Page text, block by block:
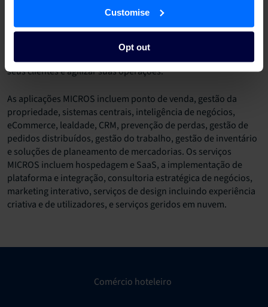
Customise
Opt out
cruzeiro, e operações de viagens em mais de 180 países e em
todos os sete continentes. MICROS combina o seu
conhecimento e experiência no sector para fornecer soluções
móveis e no local baseadas em nuvem que ajudam a atrair os
seus clientes e agilizar suas operações.
As aplicações MICROS incluem ponto de venda, gestão da
propriedade, sistemas centrais, inteligência de negócios,
eCommerce, lealdade, CRM, prevenção de perdas, gestão de
pedidos distribuídos, gestão do trabalho, gestão de inventário
e soluções de planeamento de mercadorias. Os serviços
MICROS incluem hospedagem e SaaS, a implementação de
plataforma e integração, consultoria estratégica de negócios,
marketing interativo, serviços de design incluindo experiência
criativa e de utilizadores, e serviços geridos em nuvem.
Comércio hoteleiro